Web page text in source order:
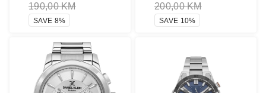
190,00KM
SAVE 8%
200,00KM
SAVE 10%